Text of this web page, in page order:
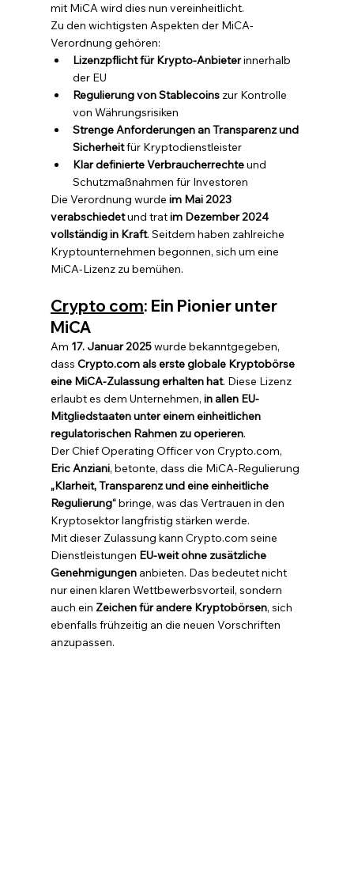
mit MiCA wird dies nun vereinheitlicht.
Zu den wichtigsten Aspekten der MiCA-
Verordnung gehören:
Lizenzpflicht für Krypto-Anbieter innerhalb
der EU
Regulierung von Stablecoins zur Kontrolle
von Währungsrisiken
Strenge Anforderungen an Transparenz und
Sicherheit für Kryptodienstleister
Klar definierte Verbraucherrechte und
Schutzmaßnahmen für Investoren
Die Verordnung wurde im Mai 2023
verabschiedet und trat im Dezember 2024
vollständig in Kraft. Seitdem haben zahlreiche
Kryptounternehmen begonnen, sich um eine
MiCA-Lizenz zu bemühen.
Crypto com: Ein Pionier unter
MiCA
Am 17. Januar 2025 wurde bekanntgegeben,
dass Crypto.com als erste globale Kryptobörse
eine MiCA-Zulassung erhalten hat. Diese Lizenz
erlaubt es dem Unternehmen, in allen EU-
Mitgliedstaaten unter einem einheitlichen
regulatorischen Rahmen zu operieren.
Der Chief Operating Officer von Crypto.com,
Eric Anziani, betonte, dass die MiCA-Regulierung
„Klarheit, Transparenz und eine einheitliche
Regulierung“ bringe, was das Vertrauen in den
Kryptosektor langfristig stärken werde.
Mit dieser Zulassung kann Crypto.com seine
Dienstleistungen EU-weit ohne zusätzliche
Genehmigungen anbieten. Das bedeutet nicht
nur einen klaren Wettbewerbsvorteil, sondern
auch ein Zeichen für andere Kryptobörsen, sich
ebenfalls frühzeitig an die neuen Vorschriften
anzupassen.